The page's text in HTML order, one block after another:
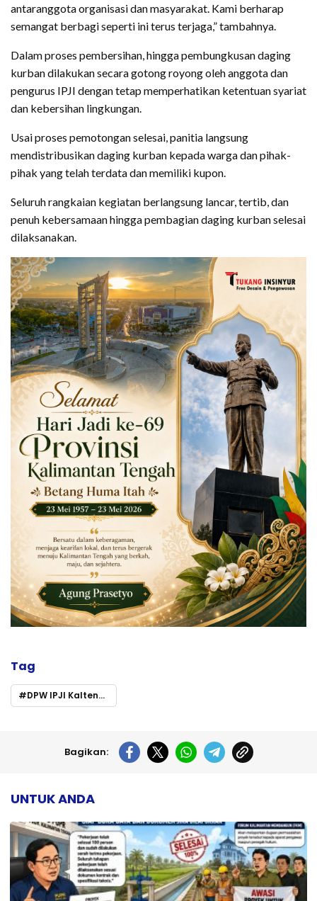
antaranggota organisasi dan masyarakat. Kami berharap
semangat berbagi seperti ini terus terjaga,” tambahnya.
Dalam proses pembersihan, hingga pembungkusan daging
kurban dilakukan secara gotong royong oleh anggota dan
pengurus IPJI dengan tetap memperhatikan ketentuan syariat
dan kebersihan lingkungan.
Usai proses pemotongan selesai, panitia langsung
mendistribusikan daging kurban kepada warga dan pihak-
pihak yang telah terdata dan memiliki kupon.
Seluruh rangkaian kegiatan berlangsung lancar, tertib, dan
penuh kebersamaan hingga pembagian daging kurban selesai
dilaksanakan.
Tag
DPW IPJI Kalteng Gelar Pemotongan Sapi Kurban
Bagikan:
UNTUK ANDA